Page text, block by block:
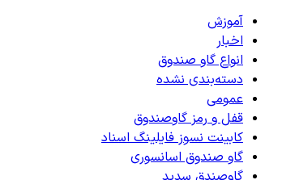
آموزش
اخبار
انواع گاو صندوق
دسته‌بندی نشده
عمومی
قفل و رمز گاوصندوق
کابینت نسوز فایلینگ اسناد
گاو صندوق اسانسوری